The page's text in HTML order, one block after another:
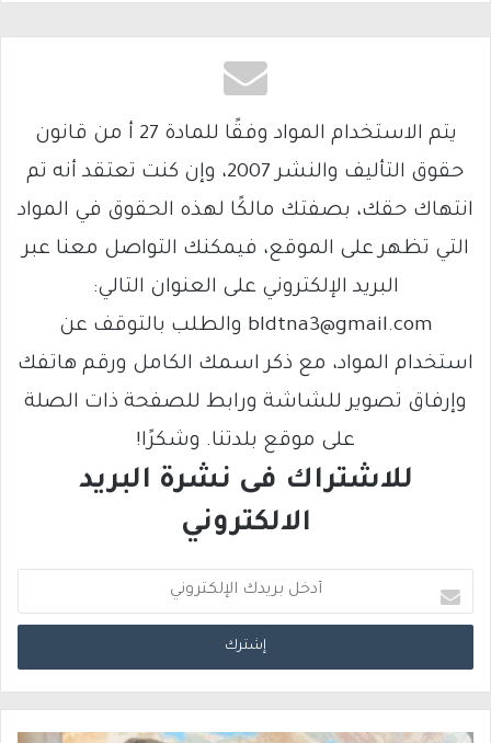
يتم الاستخدام المواد وفقًا للمادة 27 أ من قانون
حقوق التأليف والنشر 2007، وإن كنت تعتقد أنه تم
انتهاك حقك، بصفتك مالكًا لهذه الحقوق في المواد
التي تظهر على الموقع، فيمكنك التواصل معنا عبر
البريد الإلكتروني على العنوان التالي:
bldtna3@gmail.com والطلب بالتوقف عن
استخدام المواد، مع ذكر اسمك الكامل ورقم هاتفك
وإرفاق تصوير للشاشة ورابط للصفحة ذات الصلة
على موقع بلدتنا. وشكرًا!
للاشتراك فى نشرة البريد
الالكتروني
د
خ